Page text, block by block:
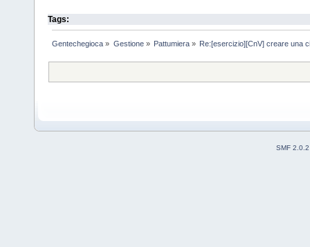
Tags:
Gentechegioca » Gestione» Pattumiera» Re:[esercizio][CnV] creare una
SMF 2.0.2